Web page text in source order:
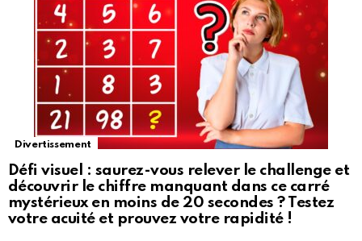
Divertissement
Défi visuel : saurez-vous relever le challenge et
découvrir le chiffre manquant dans ce carré
mystérieux en moins de 20 secondes ? Testez
votre acuité et prouvez votre rapidité !